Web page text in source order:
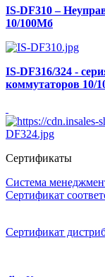
IS-DF310 –
10/100Мб
IS-DF316/324 -
коммутаторов 10/
Сертификаты
Система
Сертификат
Сертификат